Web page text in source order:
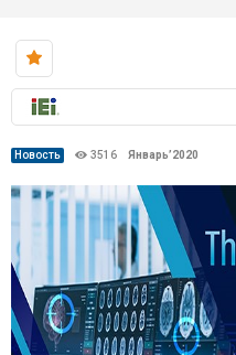
Новость 3516 Январь’2020